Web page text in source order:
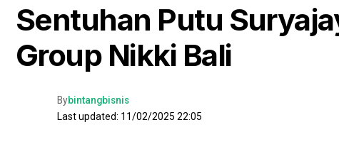
Sentuhan Putu
Group Nikki Bali
Last updated: 11/02/2025 22:05
Bybintangbisnis